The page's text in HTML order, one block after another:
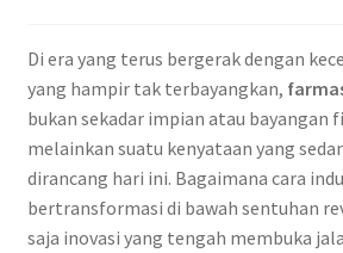
Di era yang terus bergerak dengan
yang hampir tak terbayangkan,
bukan sekadar impian atau bayangan
melainkan suatu kenyataan yang
dirancang hari ini. Bagaimana cara
bertransformasi di bawah sentuhan
saja inovasi yang tengah membuka